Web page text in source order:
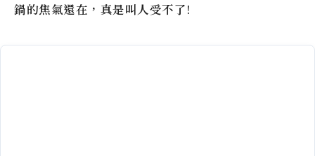
鍋的焦氣還在，真是叫人受不了!